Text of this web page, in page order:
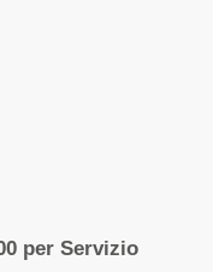
per Servizio